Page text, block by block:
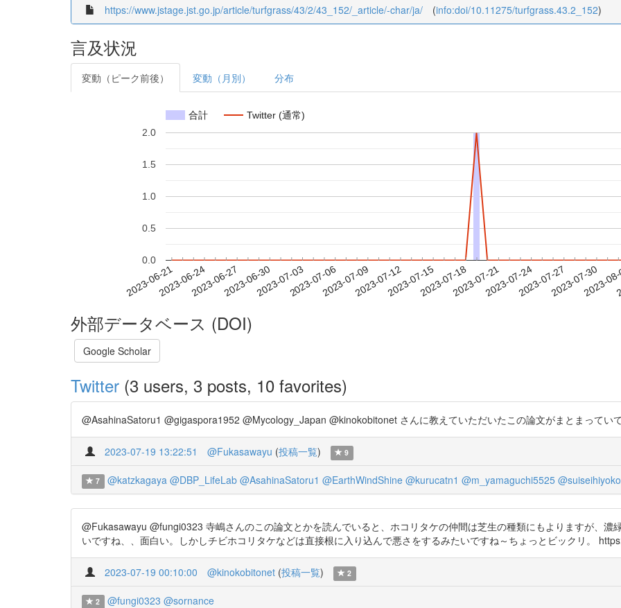
https://www.jstage.jst.go.jp/article/turfgrass/43/2/43_152/_article/-char/ja/ (info:doi/10.11275/turfgrass.43.2_152)
言及状況
変動（ピーク前後） 変動（月別） 分布
合計 Twitter (通常)
2023-06-212023-06-242023-06-272023-06-302023-07-032023-07-062023-07-092023-07-122023-07-152023-07-182023-07-212023-07-242023-07-272023-07-30
2023-
0.0
0.5
1.0
1.5
2.0
外部データベース (DOI)
Google Scholar
Twitter (3 users, 3 posts, 10 favorites)
@AsahinaSatoru1 @gigaspora1952 @Mycology_Japan @kinokobitonet さんに教えていただいたこの論文がまとまってい
2023-07-19 13:22:51 @Fukasawayu (投稿一覧) 9
7 @katzkagaya @DBP_LifeLab @AsahinaSatoru1 @EarthWindShine @kurucatn1 @m_yamaguchi5525
@Fukasawayu @fungi0323 寺嶋さんのこの論文とかを読んでいると、ホコリタケの仲間は芝生の種類にもよりますが、濃
いですね、、面白い。しかしチビホコリタケなどは直接根に入り込んで悪さをするみたいですね～ちょっとビックリ。
2023-07-19 00:10:00 @kinokobitonet (投稿一覧) 2
2 @fungi0323 @sornance